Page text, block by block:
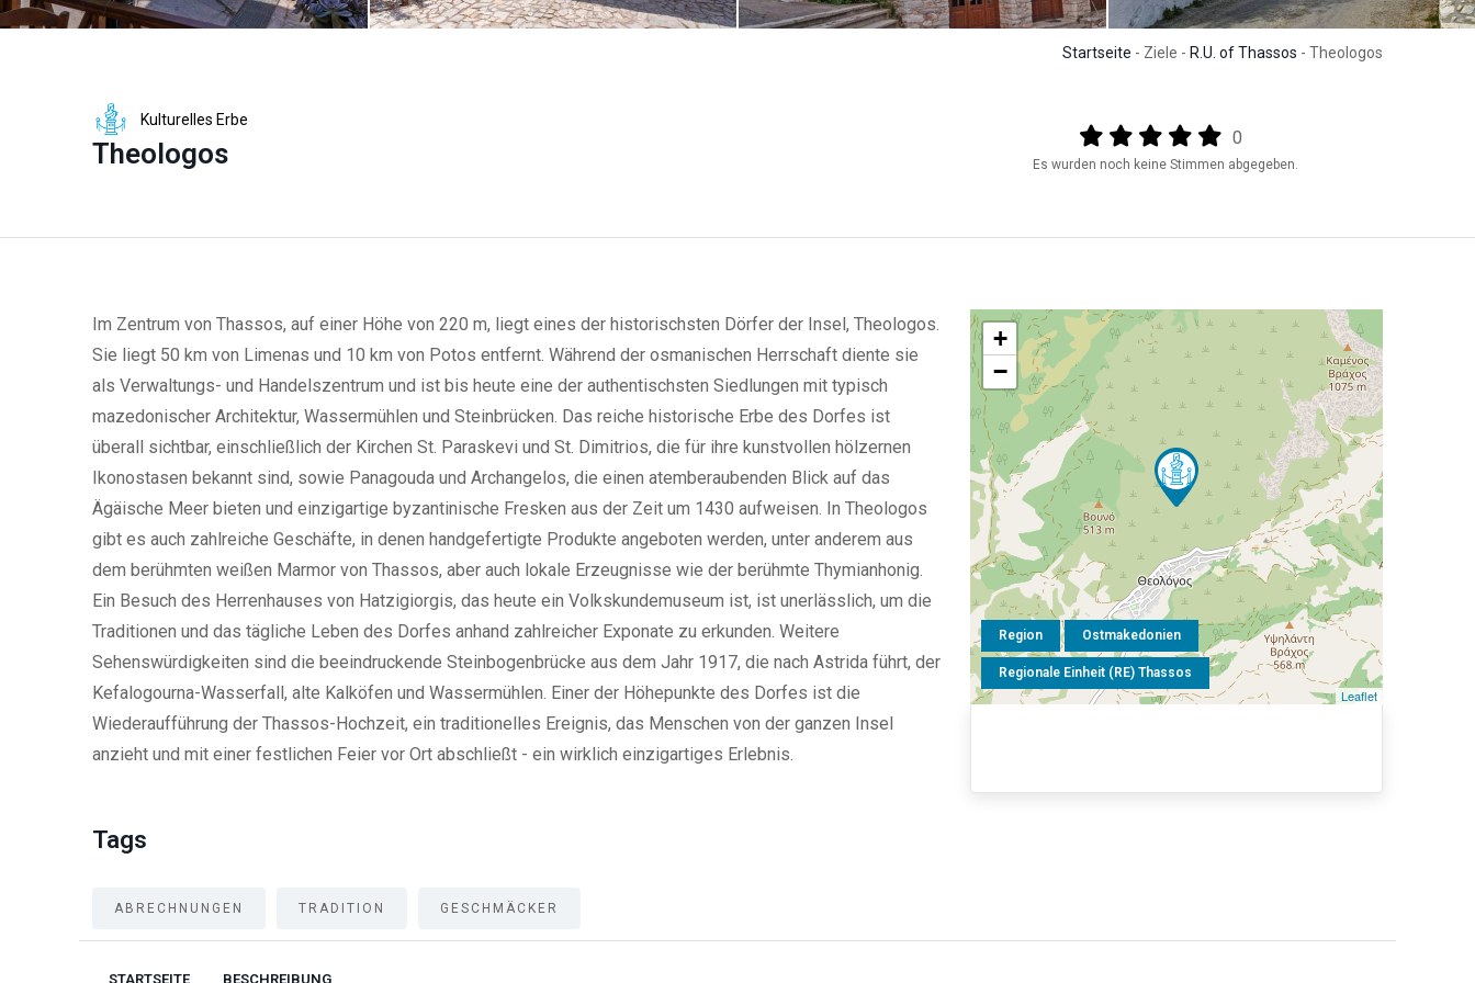
Startseite - Ziele - R.U. of Thassos - Theologos
Kulturelles Erbe
Theologos
Output format
(star)(star)(star)(star)(star)
0
Es wurden noch keine Stimmen abgegeben.
Im Zentrum von Thassos, auf einer Höhe von 220 m, liegt eines der historischsten Dörfer der Insel, Theologos.
Sie liegt 50 km von Limenas und 10 km von Potos entfernt. Während der osmanischen Herrschaft diente sie
als Verwaltungs- und Handelszentrum und ist bis heute eine der authentischsten Siedlungen mit typisch
mazedonischer Architektur, Wassermühlen und Steinbrücken. Das reiche historische Erbe des Dorfes ist
überall sichtbar, einschließlich der Kirchen St. Paraskevi und St. Dimitrios, die für ihre kunstvollen hölzernen
Ikonostasen bekannt sind, sowie Panagouda und Archangelos, die einen atemberaubenden Blick auf das
Ägäische Meer bieten und einzigartige byzantinische Fresken aus der Zeit um 1430 aufweisen. In Theologos
gibt es auch zahlreiche Geschäfte, in denen handgefertigte Produkte angeboten werden, unter anderem aus
dem berühmten weißen Marmor von Thassos, aber auch lokale Erzeugnisse wie der berühmte Thymianhonig.
Ein Besuch des Herrenhauses von Hatzigiorgis, das heute ein Volkskundemuseum ist, ist unerlässlich, um die
Traditionen und das tägliche Leben des Dorfes anhand zahlreicher Exponate zu erkunden. Weitere
Sehenswürdigkeiten sind die beeindruckende Steinbogenbrücke aus dem Jahr 1917, die nach Astrida führt, der
Kefalogourna-Wasserfall, alte Kalköfen und Wassermühlen. Einer der Höhepunkte des Dorfes ist die
Wiederaufführung der Thassos-Hochzeit, ein traditionelles Ereignis, das Menschen von der ganzen Insel
anzieht und mit einer festlichen Feier vor Ort abschließt - ein wirklich einzigartiges Erlebnis.
Tags
ABRECHNUNGEN TRADITION GESCHMÄCKER
Region Ostmakedonien
Regionale Einheit (RE) Thassos
+
−
Leaflet
STARTSEITE BESCHREIBUNG